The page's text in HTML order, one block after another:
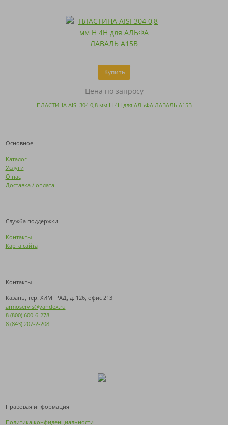
Купить
Цена по запросу
ПЛАСТИНА AISI 304 0,8 мм H 4H для АЛЬФА ЛАВАЛЬ A15B
Основное
Каталог
Услуги
О нас
Доставка / оплата
Служба поддержки
Контакты
Карта сайта
Контакты
Казань, тер. ХИМГРАД, д. 126, офис 213
armoservis@yandex.ru
8 (800) 600-6-278
8 (843) 207-2-208
Правовая информация
Политика конфиденциальности